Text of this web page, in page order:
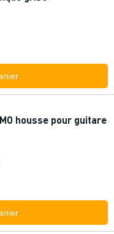
housse pour guitare